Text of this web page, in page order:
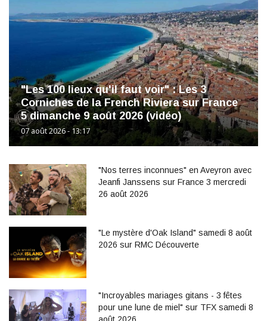
"Les 100 lieux qu'il faut voir" : Les 3
Corniches de la French Riviera sur France
5 dimanche 9 août 2026 (vidéo)
07 août 2026 - 13:17
"Nos terres inconnues" en Aveyron avec
Jeanfi Janssens sur France 3 mercredi
26 août 2026
"Le mystère d'Oak Island" samedi 8 août
2026 sur RMC Découverte
"Incroyables mariages gitans - 3 fêtes
pour une lune de miel" sur TFX samedi 8